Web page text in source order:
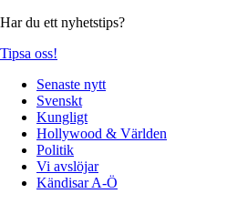
Har du ett nyhetstips?
Tipsa oss!
Senaste nytt
Svenskt
Kungligt
Hollywood & Världen
Politik
Vi avslöjar
Kändisar A-Ö